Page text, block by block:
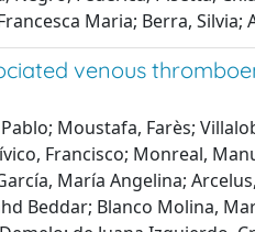
Maria; Berra, Silvia;
venous
Moustafa, Farès;
Francisco; Monreal,
María Angelina;
Beddar; Blanco Molina,